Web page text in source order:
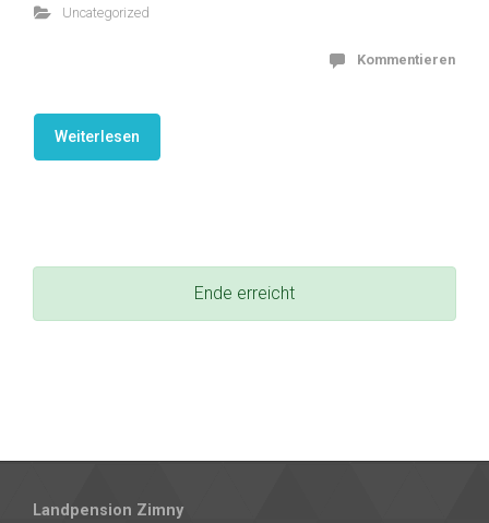
Uncategorized
Kommentieren
Weiterlesen
Ende erreicht
Landpension Zimny